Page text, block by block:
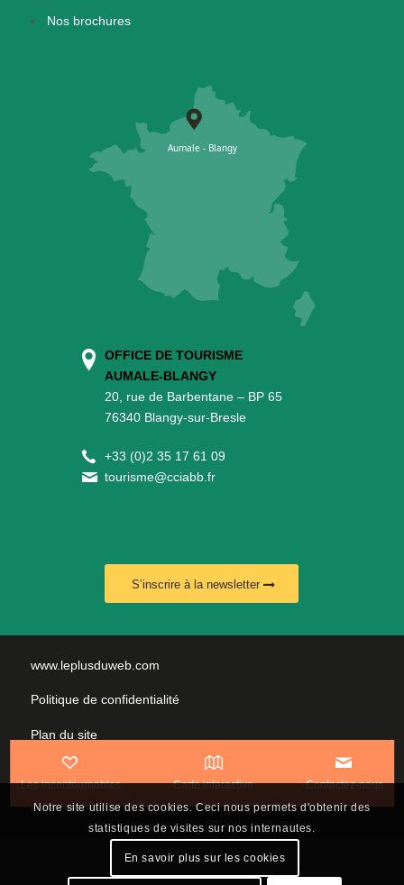
Les incontournables Carte interactive Contactez-nous
Nos brochures
OFFICE DE TOURISME
AUMALE-BLANGY
20, rue de Barbentane – BP 65
76340 Blangy-sur-Bresle
+33 (0)2 35 17 61 09
tourisme@cciabb.fr
S’inscrire à la newsletter
www.leplusduweb.com
Politique de confidentialité
Plan du site
Mentions légales
Nous contacter
Notre site utilise des cookies. Ceci nous permets d'obtenir des
statistiques de visites sur nos internautes.
En savoir plus sur les cookies